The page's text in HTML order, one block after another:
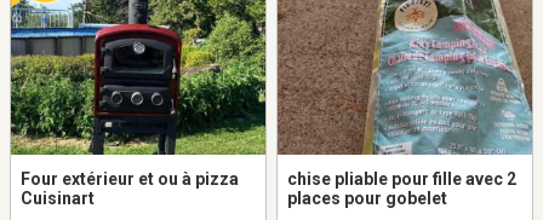
Four extérieur et ou à pizza
Cuisinart
chise pliable pour fille avec 2
places pour gobelet